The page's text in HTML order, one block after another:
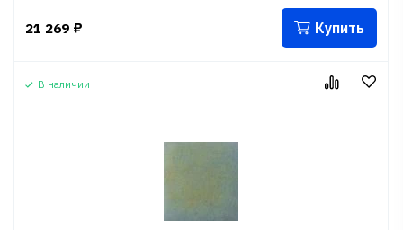
21 269 ₽ Купить
В наличии